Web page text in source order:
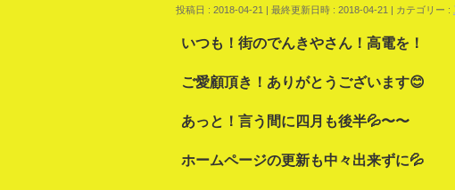
投稿日 : 2018-04-21 最終更新日時 : 2018-04-21 カテゴリー :
いつも！街のでんきやさん！高電を！
ご愛顧頂き！ありがとうございます😊
あっと！言う間に四月も後半💦〜〜
ホームページの更新も中々出来ずに💦